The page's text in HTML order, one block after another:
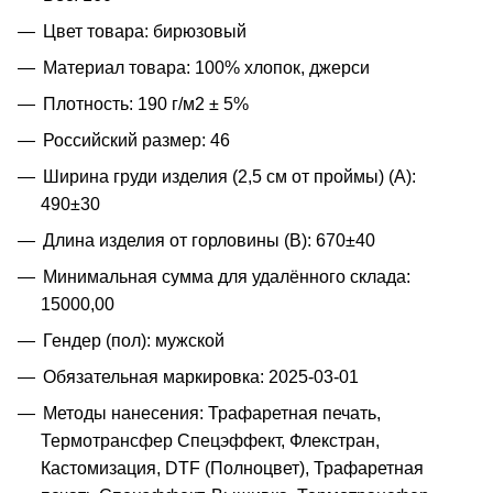
Цвет товара: бирюзовый
Материал товара: 100% хлопок, джерси
Плотность: 190 г/м2 ± 5%
Российский размер: 46
Ширина груди изделия (2,5 см от проймы) (A):
490±30
Длина изделия от горловины (B): 670±40
Минимальная сумма для удалённого склада:
15000,00
Гендер (пол): мужской
Обязательная маркировка: 2025-03-01
Методы нанесения: Трафаретная печать,
Термотрансфер Спецэффект, Флекстран,
Кастомизация, DTF (Полноцвет), Трафаретная